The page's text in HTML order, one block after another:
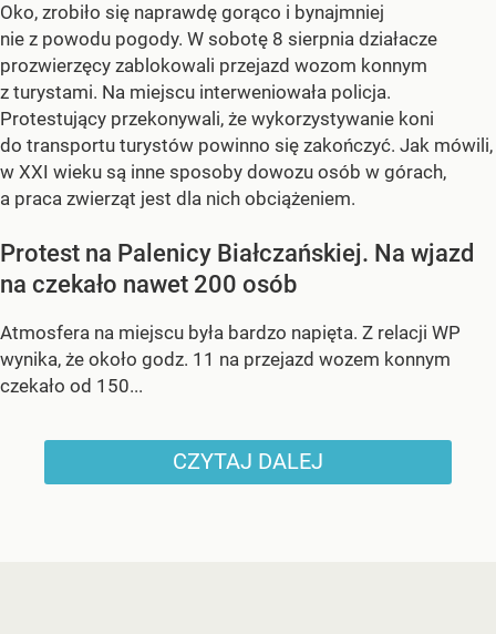
Oko, zrobiło się naprawdę gorąco i bynajmniej
nie z powodu pogody. W sobotę 8 sierpnia działacze
prozwierzęcy zablokowali przejazd wozom konnym
z turystami. Na miejscu interweniowała policja.
Protestujący przekonywali, że wykorzystywanie koni
do transportu turystów powinno się zakończyć. Jak mówili,
w XXI wieku są inne sposoby dowozu osób w górach,
a praca zwierząt jest dla nich obciążeniem.
Protest na Palenicy Białczańskiej. Na wjazd
na czekało nawet 200 osób
Atmosfera na miejscu była bardzo napięta. Z relacji WP
wynika, że około godz. 11 na przejazd wozem konnym
czekało od 150...
CZYTAJ DALEJ